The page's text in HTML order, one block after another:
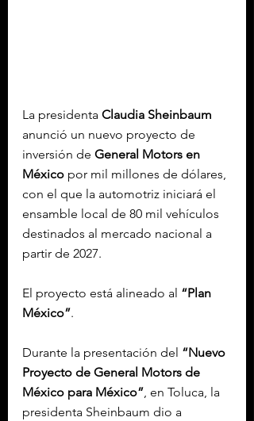
La presidenta Claudia Sheinbaum
anunció un nuevo proyecto de
inversión de General Motors en
México por mil millones de dólares,
con el que la automotriz iniciará el
ensamble local de 80 mil vehículos
destinados al mercado nacional a
partir de 2027.
El proyecto está alineado al “Plan
México”.
Durante la presentación del “Nuevo
Proyecto de General Motors de
México para México”, en Toluca, la
presidenta Sheinbaum dio a